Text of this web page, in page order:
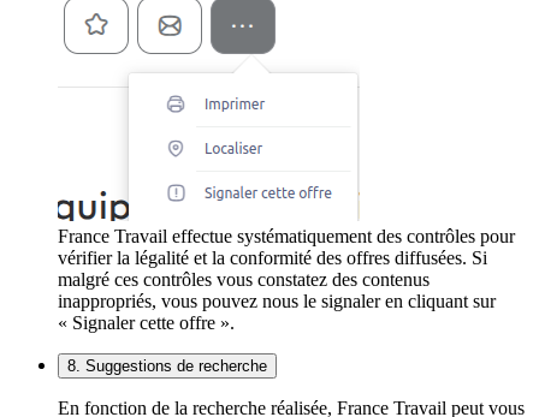
France Travail effectue systématiquement des contrôles pour
vérifier la légalité et la conformité des offres diffusées. Si
malgré ces contrôles vous constatez des contenus
inappropriés, vous pouvez nous le signaler en cliquant sur
« Signaler cette offre ».
8. Suggestions de recherche
En fonction de la recherche réalisée, France Travail peut vous